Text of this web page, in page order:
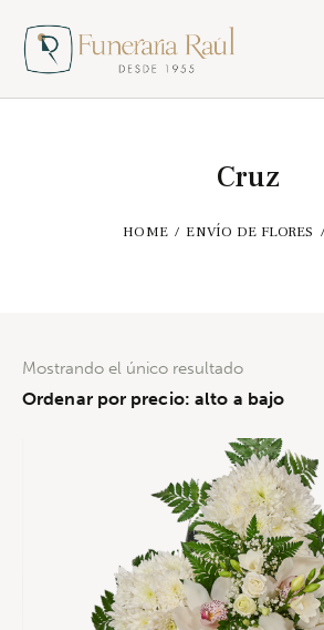
Cruz
HOME ENVÍO DE FLORES
Mostrando el único resultado